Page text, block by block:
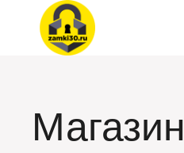
Перейти
содержимому
Магазин